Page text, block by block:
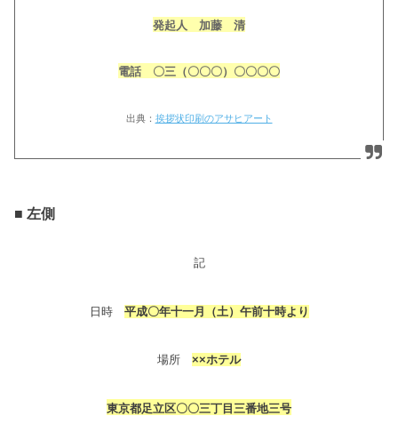
発起人 加藤 清
電話 〇三（〇〇〇）〇〇〇〇
出典： 挨拶状印刷のアサヒアート
■ 左側
記
日時 平成〇年十一月 （土）午前十時より
場所 ××ホテル
東京都足立区〇〇三丁目三番地三号